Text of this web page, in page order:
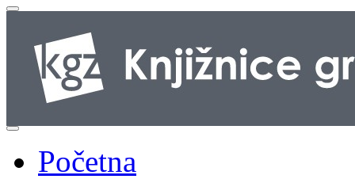
Početna